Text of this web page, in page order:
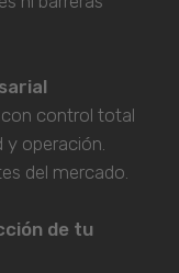
con control total
operación.
del mercado.
de tu